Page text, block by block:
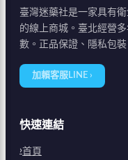
臺灣迷藥社是一家具有
的線上商城。臺北經營
數。正品保證、隱私包
加賴客服LINE ›
快速連結
首頁